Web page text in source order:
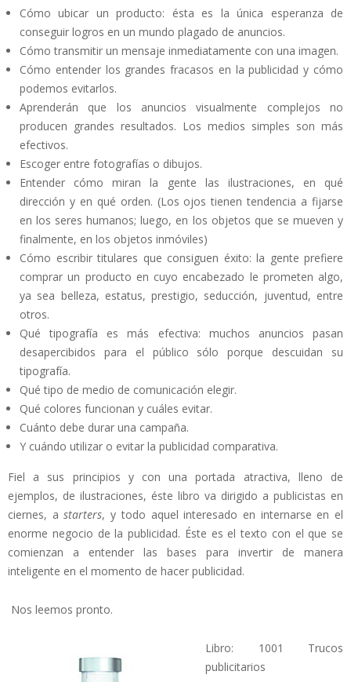
Cómo ubicar un producto: ésta es la única esperanza de
conseguir logros en un mundo plagado de anuncios.
Cómo transmitir un mensaje inmediatamente con una imagen.
Cómo entender los grandes fracasos en la publicidad y cómo
podemos evitarlos.
Aprenderán que los anuncios visualmente complejos no
producen grandes resultados. Los medios simples son más
efectivos.
Escoger entre fotografías o dibujos.
Entender cómo miran la gente las ilustraciones, en qué
dirección y en qué orden. (Los ojos tienen tendencia a fijarse
en los seres humanos; luego, en los objetos que se mueven y
finalmente, en los objetos inmóviles)
Cómo escribir titulares que consiguen éxito: la gente prefiere
comprar un producto en cuyo encabezado le prometen algo,
ya sea belleza, estatus, prestigio, seducción, juventud, entre
otros.
Qué tipografía es más efectiva: muchos anuncios pasan
desapercibidos para el público sólo porque descuidan su
tipografía.
Qué tipo de medio de comunicación elegir.
Qué colores funcionan y cuáles evitar.
Cuánto debe durar una campaña.
Y cuándo utilizar o evitar la publicidad comparativa.
Fiel a sus principios y con una portada atractiva, lleno de
ejemplos, de ilustraciones, éste libro va dirigido a publicistas en
ciernes, astarters, y todo aquel interesado en internarse en el
enorme negocio de la publicidad. Éste es el texto con el que se
comienzan a entender las bases para invertir de manera
inteligente en el momento de hacer publicidad.
Nos leemos pronto.
Libro: 1001 Trucos
publicitarios